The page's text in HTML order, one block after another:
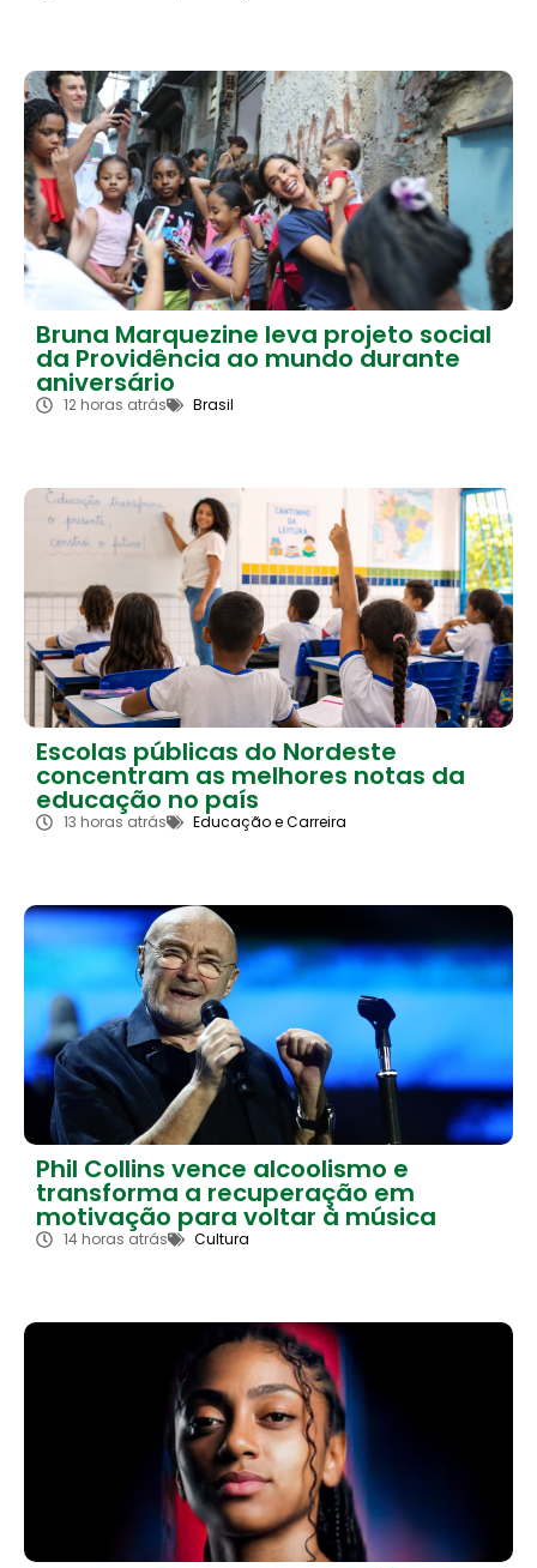
Bruna Marquezine leva projeto social
da Providência ao mundo durante
aniversário
12 horas atrás Brasil
Escolas públicas do Nordeste
concentram as melhores notas da
educação no país
13 horas atrás Educação e Carreira
Phil Collins vence alcoolismo e
transforma a recuperação em
motivação para voltar à música
14 horas atrás Cultura